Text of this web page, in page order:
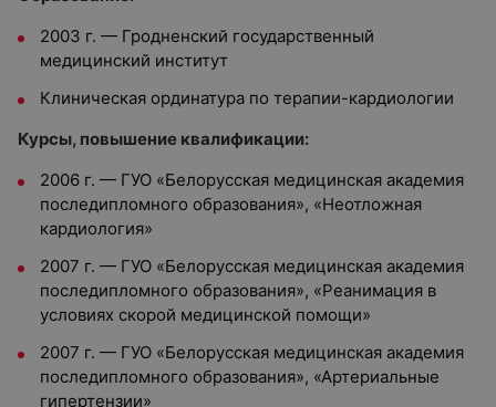
2003 г. — Гродненский государственный
медицинский институт
Клиническая ординатура по терапии-кардиологии
Курсы, повышение квалификации:
2006 г. — ГУО «Белорусская медицинская академия
последипломного образования», «Неотложная
кардиология»
2007 г. — ГУО «Белорусская медицинская академия
последипломного образования», «Реанимация в
условиях скорой медицинской помощи»
2007 г. — ГУО «Белорусская медицинская академия
последипломного образования», «Артериальные
гипертензии»